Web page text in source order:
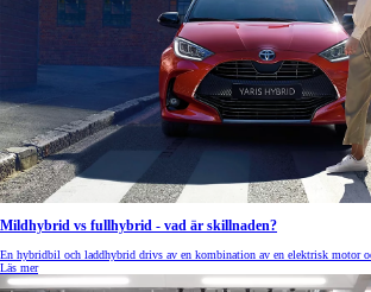
Mildhybrid vs fullhybrid - vad är skillnaden?
En hybridbil och laddhybrid drivs av en kombination av en elektrisk motor
Läs mer